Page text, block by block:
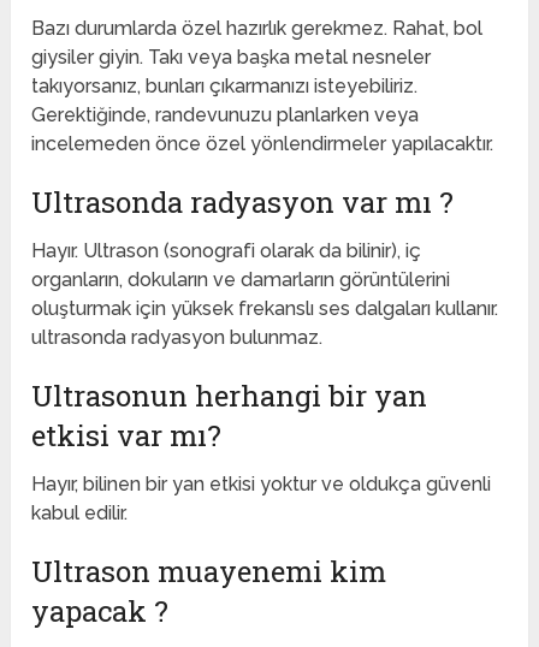
Bazı durumlarda özel hazırlık gerekmez. Rahat, bol
giysiler giyin. Takı veya başka metal nesneler
takıyorsanız, bunları çıkarmanızı isteyebiliriz.
Gerektiğinde, randevunuzu planlarken veya
incelemeden önce özel yönlendirmeler yapılacaktır.
Ultrasonda radyasyon var mı ?
Hayır. Ultrason (sonografi olarak da bilinir), iç
organların, dokuların ve damarların görüntülerini
oluşturmak için yüksek frekanslı ses dalgaları kullanır.
ultrasonda radyasyon bulunmaz.
Ultrasonun herhangi bir yan
etkisi var mı?
Hayır, bilinen bir yan etkisi yoktur ve oldukça güvenli
kabul edilir.
Ultrason muayenemi kim
yapacak ?